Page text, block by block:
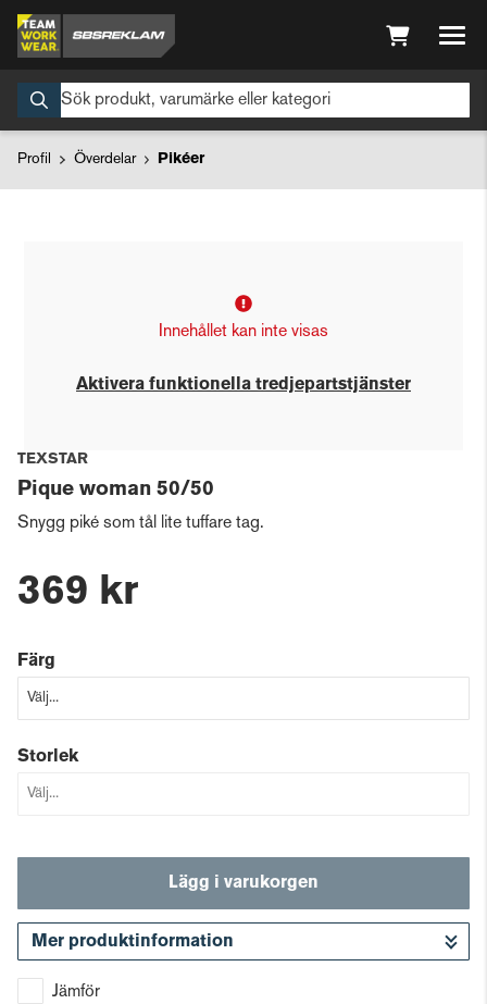
Profil Överdelar Pikéer
Innehållet kan inte visas
Aktivera funktionella tredjepartstjänster
TEXSTAR
Pique woman 50/50
Snygg piké som tål lite tuffare tag.
369 kr
Färg
Storlek
Lägg i varukorgen
Mer produktinformation
Jämför